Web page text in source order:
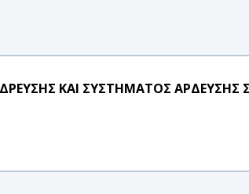
ΚΑΙ ΣΥΣΤΗΜΑΤΟΣ ΑΡΔΕΥΣΗΣ